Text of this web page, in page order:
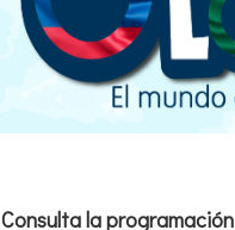
Consulta la programación